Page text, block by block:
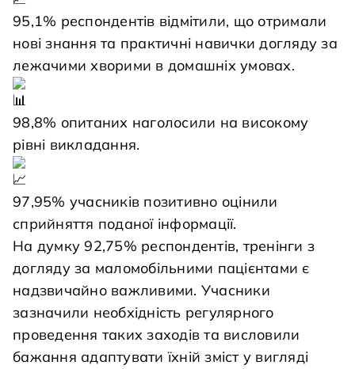
95,1% респондентів відмітили, що отримали
нові знання та практичні навички догляду за
лежачими хворими в домашніх умовах.
98,8% опитаних наголосили на високому
рівні викладання.
97,95% учасників позитивно оцінили
сприйняття поданої інформації.
На думку 92,75% респондентів, тренінги з
догляду за маломобільними пацієнтами є
надзвичайно важливими. Учасники
зазначили необхідність регулярного
проведення таких заходів та висловили
бажання адаптувати їхній зміст у вигляді